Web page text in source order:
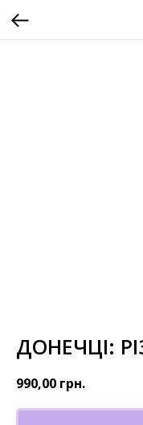
ДОНЕЧЦІ:
990,00 грн.